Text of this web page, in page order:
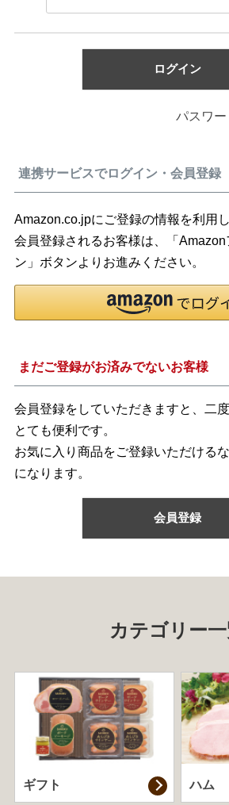
ログイン
パスワー
連携サービスでログイン・会員登録
Amazon.co.jpにご登録の情報を利用
会員登録されるお客様は、「Amazon
ン」ボタンよりお進みください。
まだご登録がお済みでないお客様
会員登録をしていただきますと、二
とても便利です。
お気に入り商品をご登録いただける
になります。
会員登録
カテゴリー
ギフト ハム